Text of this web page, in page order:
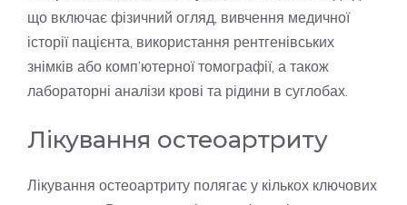
що включає фізичний огляд, вивчення медичної
історії пацієнта, використання рентгенівських
знімків або комп’ютерної томографії, а також
лабораторні аналізи крові та рідини в суглобах.
Лікування остеоартриту
Лікування остеоартриту полягає у кількох ключових